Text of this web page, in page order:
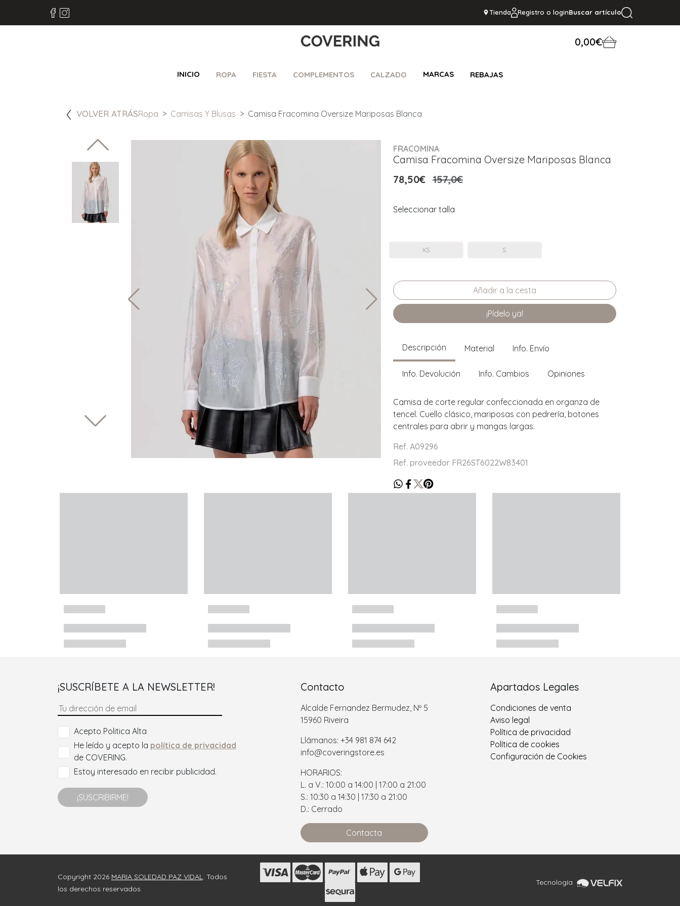
Tienda Registro o loginBuscar artículo
0,00€
INICIO ROPA FIESTA COMPLEMENTOS CALZADO MARCAS REBAJAS
VOLVER ATRÁSRopa Camisas Y Blusas Camisa Fracomina Oversize Mariposas Blanca
FRACOMINA
Camisa Fracomina Oversize Mariposas Blanca
78,50€ 157,0€
Seleccionar talla
XS S
¡Pídelo ya!
Descripción Material Info. Envío
Info. Devolución Info. Cambios Opiniones
Camisa de corte regular confeccionada en organza de
tencel. Cuello clásico, mariposas con pedrería, botones
centrales para abrir y mangas largas.
Ref. A09296
Ref. proveedor FR26ST6022W83401
¡SUSCRÍBETE A LA NEWSLETTER!
Acepto Politica Alta
He leído y acepto la política de privacidad
de COVERING.
Estoy interesado en recibir publicidad.
¡SUSCRIBIRME!
Contacto
Alcalde Fernandez Bermudez, Nº 5
15960 Riveira
Llámanos: +34 981 874 642
info@coveringstore.es
HORARIOS:
L. a V.: 10:00 a 14:00 | 17:00 a 21:00
S.: 10:30 a 14:30 | 17:30 a 21:00
D.: Cerrado
Contacta
Apartados Legales
Condiciones de venta
Aviso legal
Política de privacidad
Política de cookies
Configuración de Cookies
Copyright 2026 MARIA SOLEDAD PAZ VIDAL. Todos
los derechos reservados.
Tecnología